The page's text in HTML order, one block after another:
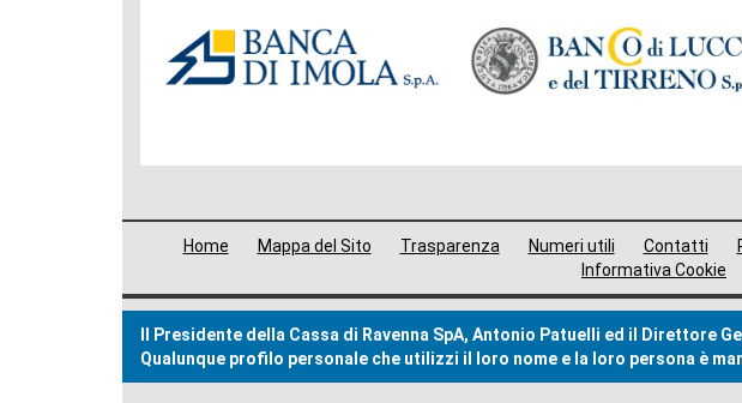
Gruppo
Menù
navigazione
footer
Home Mappa del Sito Trasparenza Numeri utili Contatti
Informativa Cookie
Il Presidente della Cassa di Ravenna SpA, Antonio Patuelli ed il Direttore
Qualunque profilo personale che utilizzi il loro nome e la loro persona è